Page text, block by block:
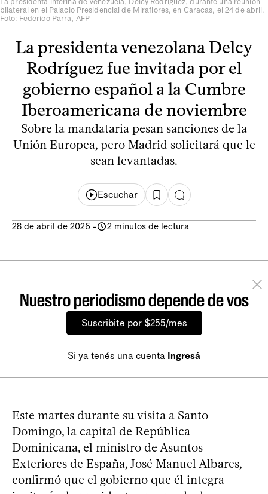
bilateral en el Palacio Presidencial de Miraflores, en Caracas, el 24 de abril.
Foto: Federico Parra, AFP
La presidenta venezolana Delcy
Rodríguez fue invitada por el
gobierno español a la Cumbre
Iberoamericana de noviembre
Sobre la mandataria pesan sanciones de la
Unión Europea, pero Madrid solicitará que le
sean levantadas.
Escuchar
28 de abril de 2026 - 2 minutos de lectura
Nuestro periodismo depende de vos
Suscribite por $255/mes
Si ya tenés una cuenta Ingresá
Este martes durante su visita a Santo
Domingo, la capital de República
Dominicana, el ministro de Asuntos
Exteriores de España, José Manuel Albares,
confirmó que el gobierno que él integra